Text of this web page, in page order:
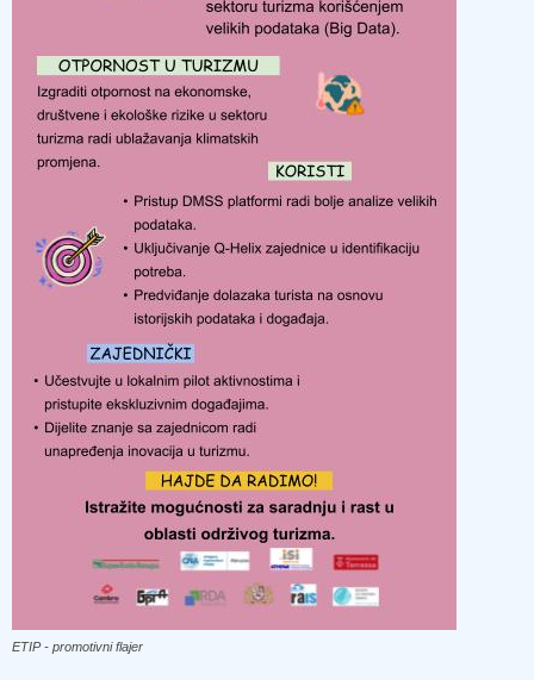
ETIP - promotivni flajer